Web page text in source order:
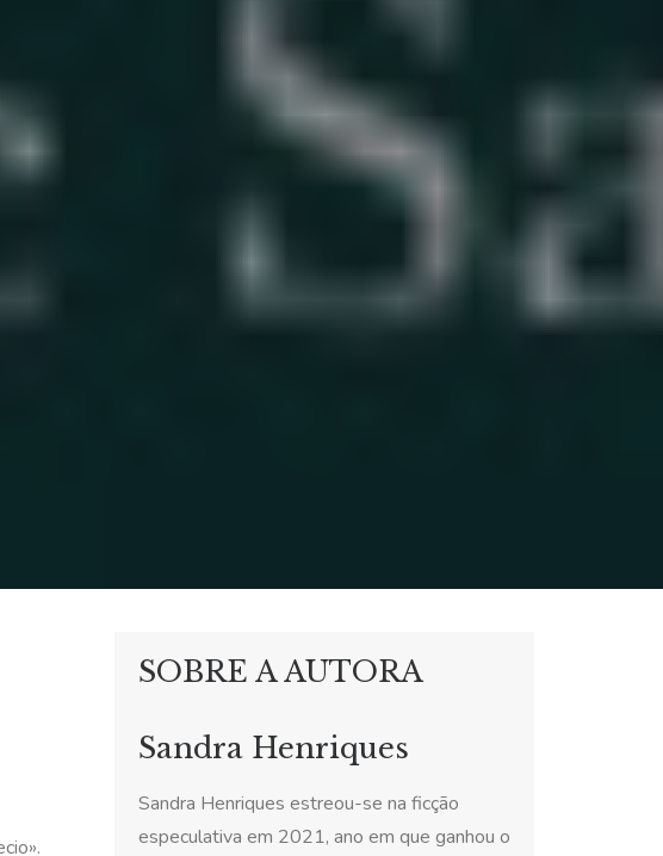
SOBRE A AUTORA
Sandra Henriques
Sandra Henriques estreou-se na ficção
especulativa em 2021, ano em que ganhou o